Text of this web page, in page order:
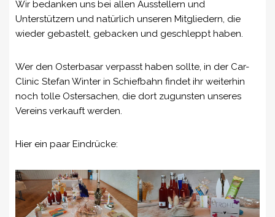
Wir bedanken uns bei allen Ausstellern und
Unterstützern und natürlich unseren Mitgliedern, die
wieder gebastelt, gebacken und geschleppt haben.
Wer den Osterbasar verpasst haben sollte, in der Car-
Clinic Stefan Winter in Schiefbahn findet ihr weiterhin
noch tolle Ostersachen, die dort zugunsten unseres
Vereins verkauft werden.
Hier ein paar Eindrücke: